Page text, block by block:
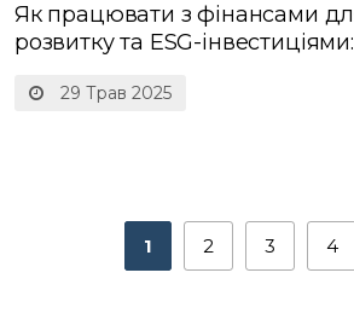
29 Трав 2025
Як працювати з фінансами
розвитку та ESG-інвестиціями:
1 2 3 4